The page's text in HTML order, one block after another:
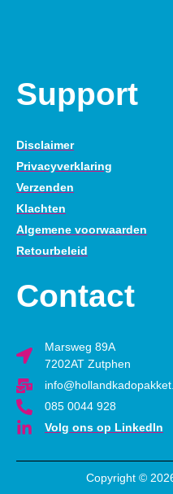
Support
Disclaimer
Privacyverklaring
Verzenden
Klachten
Algemene voorwaarden
Retourbeleid
Contact
Marsweg 89A
7202AT Zutphen
085 0044 928
Volg ons op LinkedIn
Copyright ©